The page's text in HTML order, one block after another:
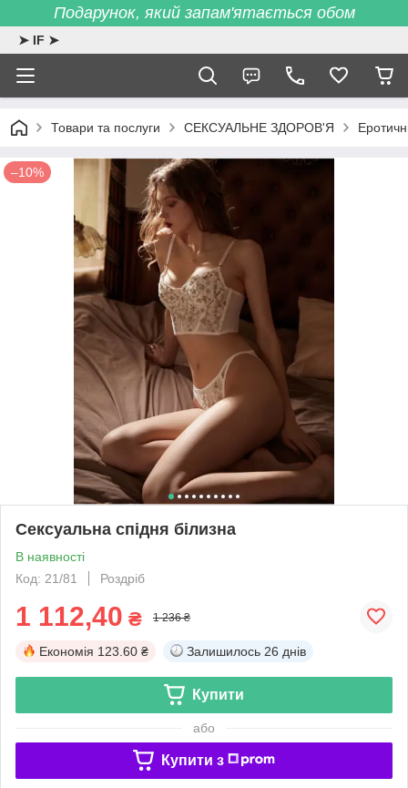
Подарунок, який запам'ятається обом
➤ IF ➤
Товари та послуги СЕКСУАЛЬНЕ ЗДОРОВ'Я
–10%
Сексуальна спідня білизна
В наявності
Код: 21/81
Роздріб
1 112,40 ₴ 1 236 ₴
Економія 123.60 ₴ Залишилось 26 днів
Купити
або
Купити з